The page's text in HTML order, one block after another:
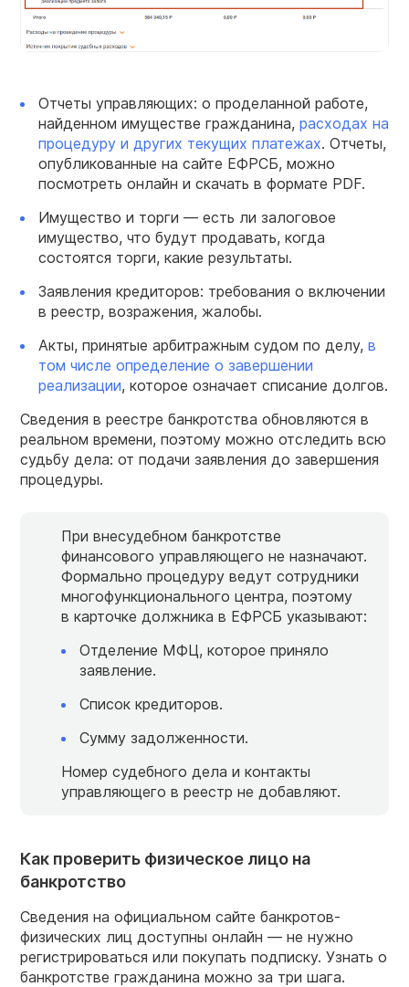
Отчеты управляющих: о проделанной работе,
найденном имуществе гражданина, расходах на
процедуру и других текущих платежах. Отчеты,
опубликованные на сайте ЕФРСБ, можно
посмотреть онлайн и скачать в формате PDF.
Имущество и торги — есть ли залоговое
имущество, что будут продавать, когда
состоятся торги, какие результаты.
Заявления кредиторов: требования о включении
в реестр, возражения, жалобы.
Акты, принятые арбитражным судом по делу, в
том числе определение о завершении
реализации, которое означает списание долгов.
Сведения в реестре банкротства обновляются в
реальном времени, поэтому можно отследить всю
судьбу дела: от подачи заявления до завершения
процедуры.
При внесудебном банкротстве
финансового управляющего не назначают.
Формально процедуру ведут сотрудники
многофункционального центра, поэтому
в карточке должника в ЕФРСБ указывают:
Отделение МФЦ, которое приняло
заявление.
Список кредиторов.
Сумму задолженности.
Номер судебного дела и контакты
управляющего в реестр не добавляют.
Как проверить физическое лицо на
банкротство
Сведения на официальном сайте банкротов-
физических лиц доступны онлайн — не нужно
регистрироваться или покупать подписку. Узнать о
банкротстве гражданина можно за три шага.